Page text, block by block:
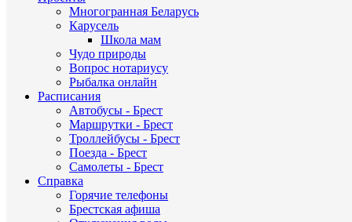
Многогранная Беларусь
Карусель
Школа мам
Чудо природы
Вопрос нотариусу
Рыбалка онлайн
Расписания
Автобусы - Брест
Маршрутки - Брест
Троллейбусы - Брест
Поезда - Брест
Самолеты - Брест
Справка
Горячие телефоны
Брестская афиша